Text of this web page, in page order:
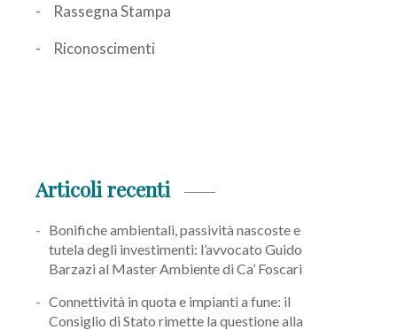
Rassegna Stampa
Riconoscimenti
Articoli recenti
Bonifiche ambientali, passività nascoste e
tutela degli investimenti: l’avvocato Guido
Barzazi al Master Ambiente di Ca’ Foscari
Connettività in quota e impianti a fune: il
Consiglio di Stato rimette la questione alla